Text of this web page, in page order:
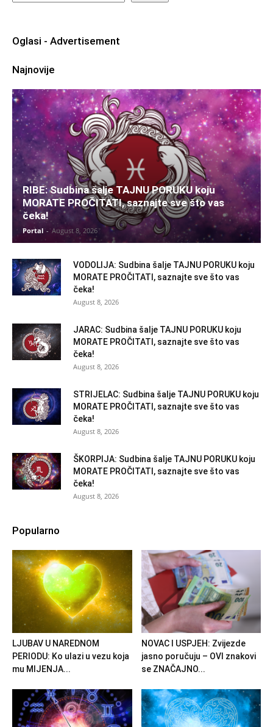
Oglasi - Advertisement
Najnovije
RIBE: Sudbina šalje TAJNU PORUKU koju
MORATE PROČITATI, saznajte sve što vas
čeka!
Portal - August 8, 2026
VODOLIJA: Sudbina šalje TAJNU PORUKU koju
MORATE PROČITATI, saznajte sve što vas
čeka!
August 8, 2026
JARAC: Sudbina šalje TAJNU PORUKU koju
MORATE PROČITATI, saznajte sve što vas
čeka!
August 8, 2026
STRIJELAC: Sudbina šalje TAJNU PORUKU koju
MORATE PROČITATI, saznajte sve što vas
čeka!
August 8, 2026
ŠKORPIJA: Sudbina šalje TAJNU PORUKU koju
MORATE PROČITATI, saznajte sve što vas
čeka!
August 8, 2026
Popularno
LJUBAV U NAREDNOM
PERIODU: Ko ulazi u vezu koja
mu MIJENJA...
NOVAC I USPJEH: Zvijezde
jasno poručuju – OVI znakovi
se ZNAČAJNO...